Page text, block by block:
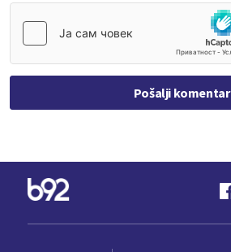
Pošalji komentar